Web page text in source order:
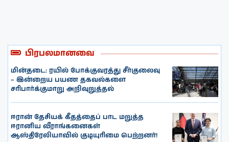
பிரபலமானவை
மின்தடை: ரயில் போக்குவரத்து சீர்குலைவு
– இன்றைய பயண தகவல்களை
சரிபார்க்குமாறு அறிவுறுத்தல்
ஈரான் தேசியக் கீதத்தைப் பாட மறுத்த
ஈரானிய வீராங்கனைகள்
ஆஸ்திரேலியாவில் குடியுரிமை பெற்றனர்!